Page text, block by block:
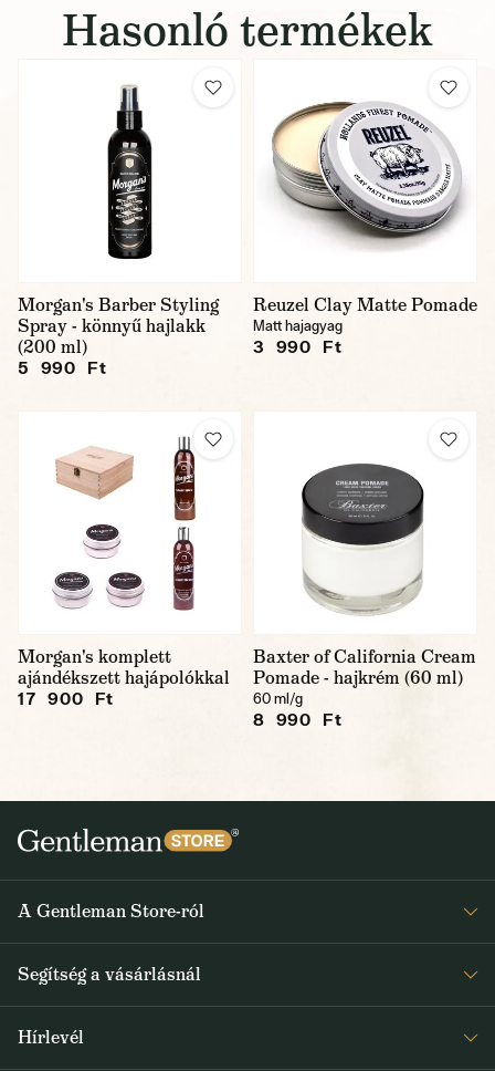
Hasonló termékek
Morgan's Barber Styling
Spray - könnyű hajlakk
(200 ml)
5 990 Ft
Reuzel Clay Matte Pomade
Matt hajagyag
3 990 Ft
Morgan's komplett
ajándékszett hajápolókkal
17 900 Ft
Baxter of California Cream
Pomade - hajkrém (60 ml)
60 ml/g
8 990 Ft
A Gentleman Store-ról
Rólunk
Journal
Segítség a vásárlásnál
Hírlevél